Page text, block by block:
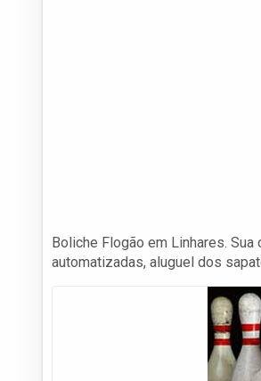
Boliche Flogão em Linhares.
automatizadas, aluguel dos